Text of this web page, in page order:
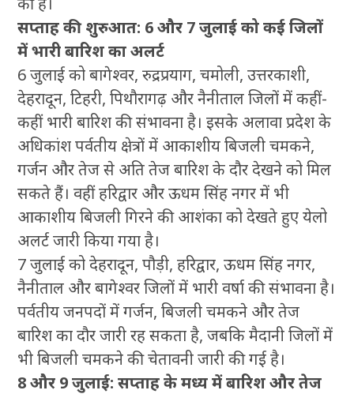
सप्ताह की शुरुआत: 6 और 7 जुलाई को कई जिलों
में भारी बारिश का अलर्ट
6 जुलाई को बागेश्वर, रुद्रप्रयाग, चमोली, उत्तरकाशी,
देहरादून, टिहरी, पिथौरागढ़ और नैनीताल जिलों में कहीं-
कहीं भारी बारिश की संभावना है। इसके अलावा प्रदेश के
अधिकांश पर्वतीय क्षेत्रों में आकाशीय बिजली चमकने,
गर्जन और तेज से अति तेज बारिश के दौर देखने को मिल
सकते हैं। वहीं हरिद्वार और ऊधम सिंह नगर में भी
आकाशीय बिजली गिरने की आशंका को देखते हुए येलो
अलर्ट जारी किया गया है।
7 जुलाई को देहरादून, पौड़ी, हरिद्वार, ऊधम सिंह नगर,
नैनीताल और बागेश्वर जिलों में भारी वर्षा की संभावना है।
पर्वतीय जनपदों में गर्जन, बिजली चमकने और तेज
बारिश का दौर जारी रह सकता है, जबकि मैदानी जिलों में
भी बिजली चमकने की चेतावनी जारी की गई है।
8 और 9 जुलाई: सप्ताह के मध्य में बारिश और तेज